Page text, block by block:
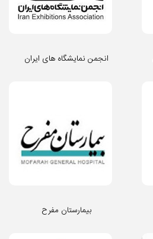
انجمن نمایشگاه های ایران
بیمارستان مفرح